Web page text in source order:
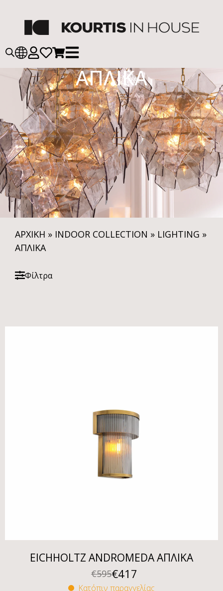
ΑΠΛΙΚΑ
ΑΡΧΙΚΗ » INDOOR COLLECTION » LIGHTING »
ΑΠΛΊΚΑ
Φίλτρα
EICHHOLTZ ANDROMEDA ΑΠΛΙΚΑ
€595€417
Κατόπιν παραγγελίας